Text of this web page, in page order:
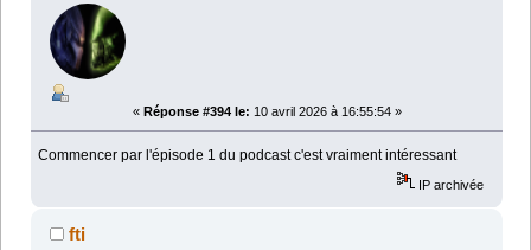
« Réponse #394 le: 10 avril 2026 à 16:55:54 »
Commencer par l'épisode 1 du podcast c'est vraiment intéressant
IP archivée
fti